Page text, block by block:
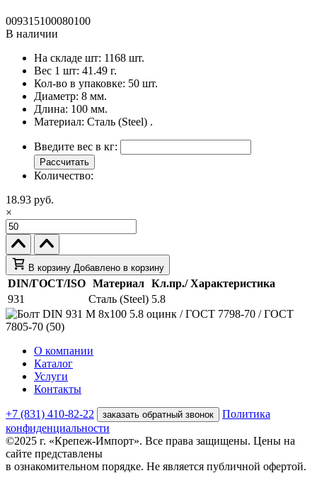
009315100080100
В наличии
На складе шт: 1168 шт.
Вес 1 шт: 41.49 г.
Кол-во в упаковке: 50 шт.
Диаметр: 8 мм.
Длина: 100 мм.
Материал: Сталь (Steel) .
Введите вес в кг:
Рассчитать
Количество:
18.93 руб.
×
В корзину Добавлено в корзину
DIN/ГОСТ/ISO Материал Кл.пр./ Характеристика
931
Сталь (Steel) 5.8
О компании
Каталог
Услуги
Контакты
+7 (831) 410-82-22 заказать обратный звонок
Политика
конфиденциальности
©2025 г. «Крепеж-Импорт». Все права защищены. Цены на
сайте представлены
в ознакомительном порядке. Не является публичной офертой.